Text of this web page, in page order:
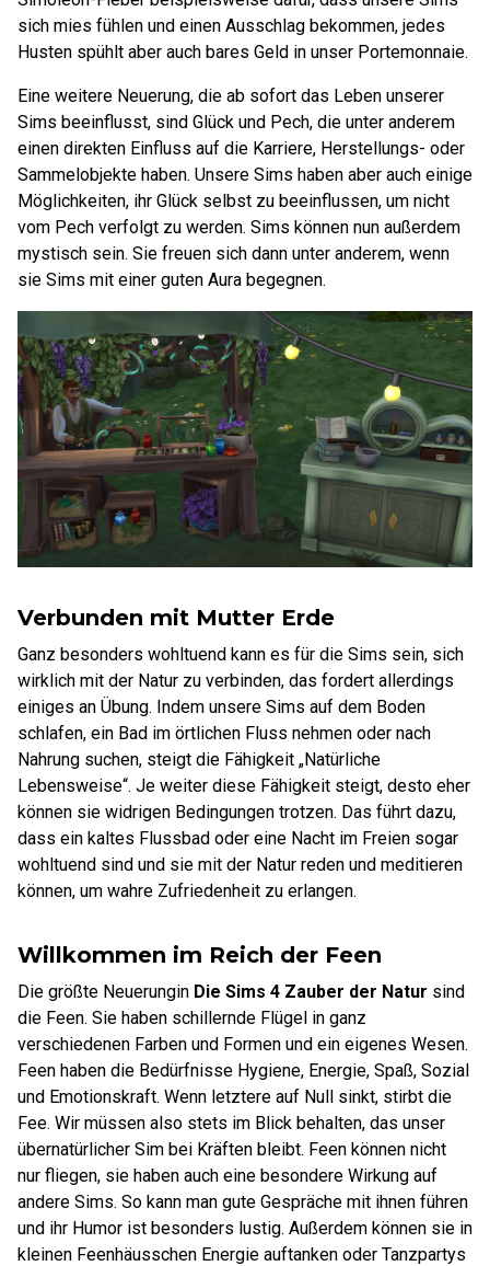
sich mies fühlen und einen Ausschlag bekommen, jedes
Husten spühlt aber auch bares Geld in unser Portemonnaie.
Eine weitere Neuerung, die ab sofort das Leben unserer
Sims beeinflusst, sind Glück und Pech, die unter anderem
einen direkten Einfluss auf die Karriere, Herstellungs- oder
Sammelobjekte haben. Unsere Sims haben aber auch einige
Möglichkeiten, ihr Glück selbst zu beeinflussen, um nicht
vom Pech verfolgt zu werden. Sims können nun außerdem
mystisch sein. Sie freuen sich dann unter anderem, wenn
sie Sims mit einer guten Aura begegnen.
Verbunden mit Mutter Erde
Ganz besonders wohltuend kann es für die Sims sein, sich
wirklich mit der Natur zu verbinden, das fordert allerdings
einiges an Übung. Indem unsere Sims auf dem Boden
schlafen, ein Bad im örtlichen Fluss nehmen oder nach
Nahrung suchen, steigt die Fähigkeit „Natürliche
Lebensweise“. Je weiter diese Fähigkeit steigt, desto eher
können sie widrigen Bedingungen trotzen. Das führt dazu,
dass ein kaltes Flussbad oder eine Nacht im Freien sogar
wohltuend sind und sie mit der Natur reden und meditieren
können, um wahre Zufriedenheit zu erlangen.
Willkommen im Reich der Feen
Die größte Neuerungin Die Sims 4 Zauber der Natur sind
die Feen. Sie haben schillernde Flügel in ganz
verschiedenen Farben und Formen und ein eigenes Wesen.
Feen haben die Bedürfnisse Hygiene, Energie, Spaß, Sozial
und Emotionskraft. Wenn letztere auf Null sinkt, stirbt die
Fee. Wir müssen also stets im Blick behalten, das unser
übernatürlicher Sim bei Kräften bleibt. Feen können nicht
nur fliegen, sie haben auch eine besondere Wirkung auf
andere Sims. So kann man gute Gespräche mit ihnen führen
und ihr Humor ist besonders lustig. Außerdem können sie in
kleinen Feenhäusschen Energie auftanken oder Tanzpartys